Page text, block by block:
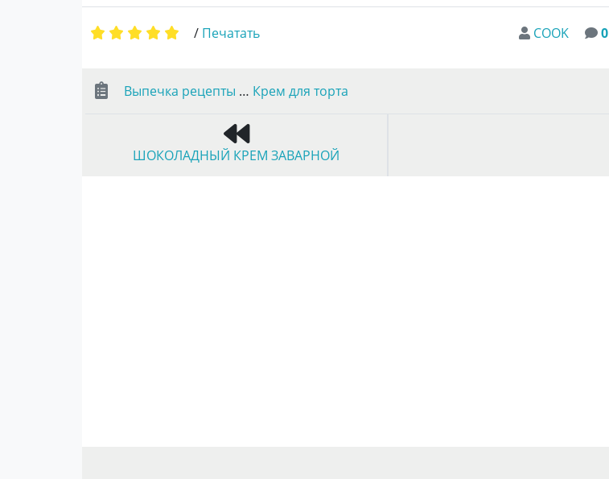
COOK 0
/ Печатать
Выпечка рецепты … Крем для торта
ШОКОЛАДНЫЙ КРЕМ ЗАВАРНОЙ